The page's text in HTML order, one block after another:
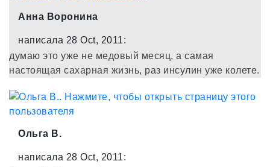
Анна Воронина
написала 28 Oct, 2011:
думаю это уже не медовый месяц, а самая
настоящая сахарная жизнь, раз инсулин уже колете.
Ольга В.
написала 28 Oct, 2011: